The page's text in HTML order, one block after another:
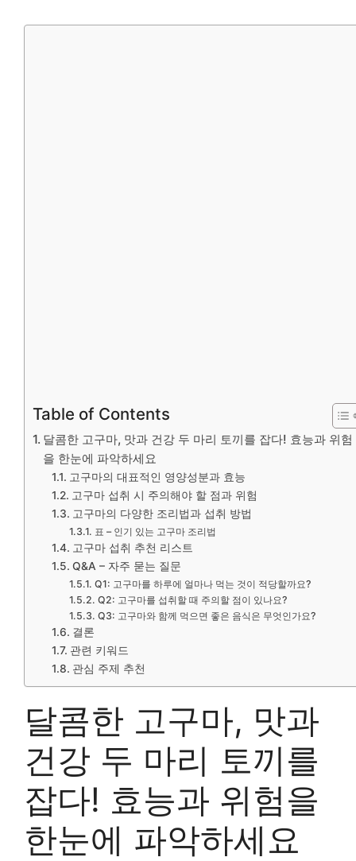
Table of Contents
달콤한 고구마, 맛과 건강 두 마리 토끼를 잡다! 효능과 위험
을 한눈에 파악하세요
고구마의 대표적인 영양성분과 효능
고구마 섭취 시 주의해야 할 점과 위험
고구마의 다양한 조리법과 섭취 방법
표 – 인기 있는 고구마 조리법
고구마 섭취 추천 리스트
Q&A – 자주 묻는 질문
Q1: 고구마를 하루에 얼마나 먹는 것이 적당할까요?
Q2: 고구마를 섭취할 때 주의할 점이 있나요?
Q3: 고구마와 함께 먹으면 좋은 음식은 무엇인가요?
결론
관련 키워드
관심 주제 추천
달콤한 고구마, 맛과
건강 두 마리 토끼를
잡다! 효능과 위험을
한눈에 파악하세요